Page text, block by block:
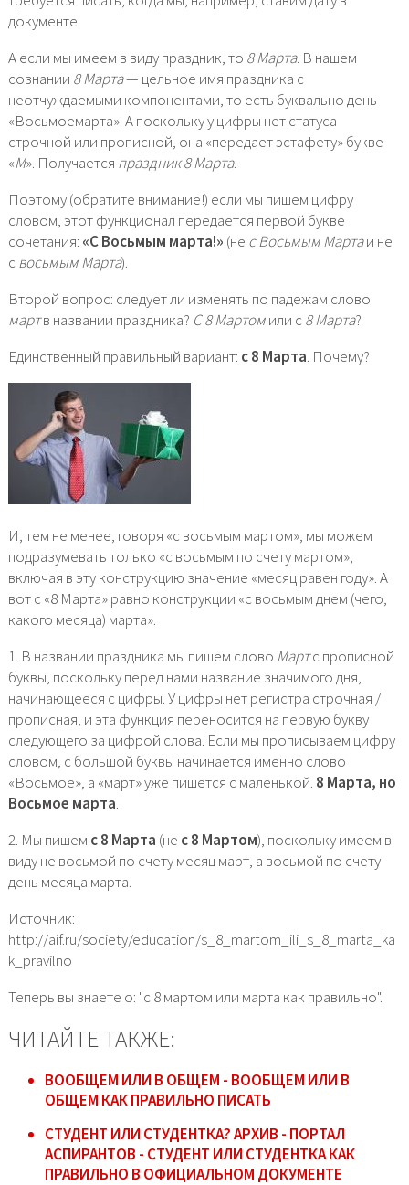
документе.
А если мы имеем в виду праздник, то 8 Марта. В нашем
сознании 8 Марта— цельное имя праздника с
неотчуждаемыми компонентами, то есть буквально день
«Восьмоемарта». А поскольку у цифры нет статуса
строчной или прописной, она «передает эстафету» букве
«М». Получается праздник 8 Марта.
Поэтому (обратите внимание!) если мы пишем цифру
словом, этот функционал передается первой букве
сочетания: «С Восьмым марта!» (не с Восьмым Мартаи не
свосьмым Марта).
Второй вопрос: следует ли изменять по падежам слово
мартв названии праздника? С 8 Мартомили с8 Марта?
Единственный правильный вариант: с 8 Марта. Почему?
И, тем не менее, говоря «с восьмым мартом», мы можем
подразумевать только «с восьмым по счету мартом»,
включая в эту конструкцию значение «месяц равен году». А
вот с «8 Марта» равно конструкции «с восьмым днем (чего,
какого месяца) марта».
1. В названии праздника мы пишем слово Мартс прописной
буквы, поскольку перед нами название значимого дня,
начинающееся с цифры. У цифры нет регистра строчная /
прописная, и эта функция переносится на первую букву
следующего за цифрой слова. Если мы прописываем цифру
словом, с большой буквы начинается именно слово
«Восьмое», а «март» уже пишется с маленькой. 8 Марта, но
Восьмое марта.
2. Мы пишем с 8 Марта (не с 8 Мартом), поскольку имеем в
виду не восьмой по счету месяц март, а восьмой по счету
день месяца марта.
Источник:
http://aif.ru/society/education/s_8_martom_ili_s_8_marta_ka
k_pravilno
Теперь вы знаете о: "с 8 мартом или марта как правильно".
ЧИТАЙТЕ ТАКЖЕ:
ВООБЩЕМ ИЛИ В ОБЩЕМ - ВООБЩЕМ ИЛИ В
ОБЩЕМ КАК ПРАВИЛЬНО ПИСАТЬ
СТУДЕНТ ИЛИ СТУДЕНТКА? АРХИВ - ПОРТАЛ
АСПИРАНТОВ - СТУДЕНТ ИЛИ СТУДЕНТКА КАК
ПРАВИЛЬНО В ОФИЦИАЛЬНОМ ДОКУМЕНТЕ